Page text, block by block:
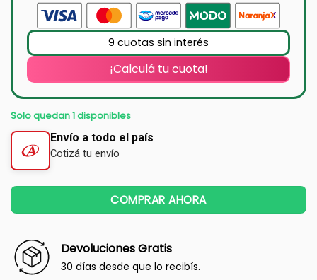
9 cuotas sin interés
¡Calculá tu cuota!
Solo quedan 1 disponibles
Envío a todo el país
Cotizá tu envío
COMPRAR AHORA
Devoluciones Gratis
30 días desde que lo recibís.